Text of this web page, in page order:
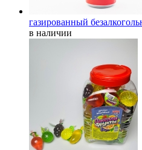
газированный
в наличии